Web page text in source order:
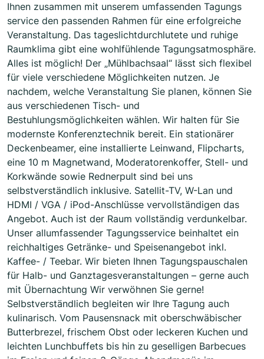
Ihnen zusammen mit unserem umfassenden Tagungs
service den passenden Rahmen für eine erfolgreiche
Veranstaltung. Das tageslichtdurchlutete und ruhige
Raumklima gibt eine wohlfühlende Tagungsatmosphäre.
Alles ist möglich! Der „Mühlbachsaal“ lässt sich flexibel
für viele verschiedene Möglichkeiten nutzen. Je
nachdem, welche Veranstaltung Sie planen, können Sie
aus verschiedenen Tisch- und
Bestuhlungsmöglichkeiten wählen. Wir halten für Sie
modernste Konferenztechnik bereit. Ein stationärer
Deckenbeamer, eine installierte Leinwand, Flipcharts,
eine 10 m Magnetwand, Moderatorenkoffer, Stell- und
Korkwände sowie Rednerpult sind bei uns
selbstverständlich inklusive. Satellit-TV, W-Lan und
HDMI / VGA / iPod-Anschlüsse vervollständigen das
Angebot. Auch ist der Raum vollständig verdunkelbar.
Unser allumfassender Tagungsservice beinhaltet ein
reichhaltiges Getränke- und Speisenangebot inkl.
Kaffee- / Teebar. Wir bieten Ihnen Tagungspauschalen
für Halb- und Ganztagesveranstaltungen – gerne auch
mit Übernachtung Wir verwöhnen Sie gerne!
Selbstverständlich begleiten wir Ihre Tagung auch
kulinarisch. Vom Pausensnack mit oberschwäbischer
Butterbrezel, frischem Obst oder leckeren Kuchen und
leichten Lunchbuffets bis hin zu geselligen Barbecues